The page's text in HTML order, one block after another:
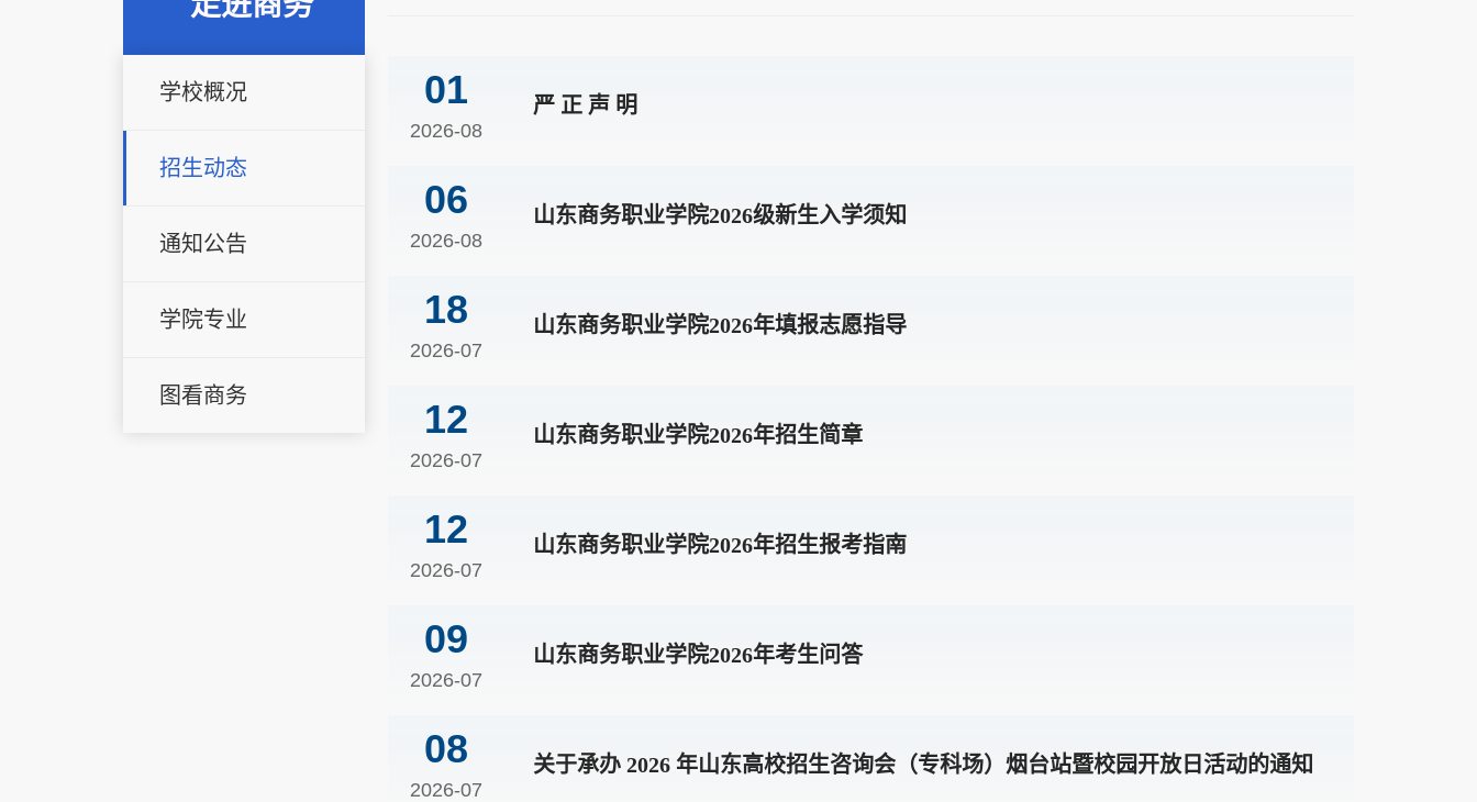
学校概况
招生动态
通知公告
学院专业
图看商务
01
2026-08
严 正 声 明
06
2026-08
山东商务职业学院2026级新生入学须知
18
2026-07
山东商务职业学院2026年填报志愿指导
12
2026-07
山东商务职业学院2026年招生简章
12
2026-07
山东商务职业学院2026年招生报考指南
09
2026-07
山东商务职业学院2026年考生问答
08
2026-07
关于承办 2026 年山东高校招生咨询会（专科场）烟台站暨校园开放日活动的通知